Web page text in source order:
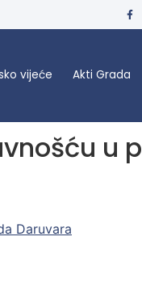
vijeće Akti Grada
u
Daruvara